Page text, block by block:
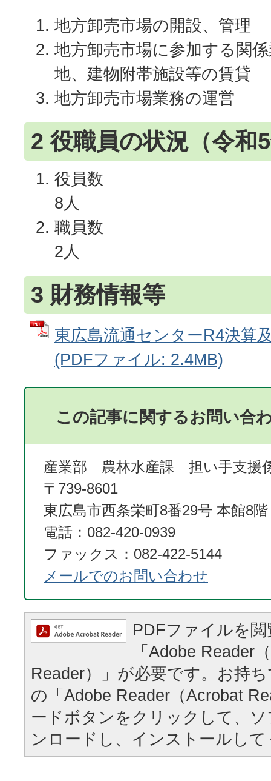
地方卸売市場の開設、管理
地方卸売市場に参加する関
地、建物附帯施設等の賃貸
地方卸売市場業務の運営
2 役職員の状況（令和
役員数
8人
職員数
2人
3 財務情報等
東広島流通センターR4決算
(PDFファイル: 2.4MB)
この記事に関するお問い合
産業部 農林水産課 担い手支援
〒739-8601
東広島市西条栄町8番29号 本館8階
電話：082-420-0939
ファックス：082-422-5144
メールでのお問い合わせ
PDFファイルを
「Adobe Reader
Reader）」が必要です。お持
の「Adobe Reader（Acrobat
ードボタンをクリックして、
ンロードし、インストールし